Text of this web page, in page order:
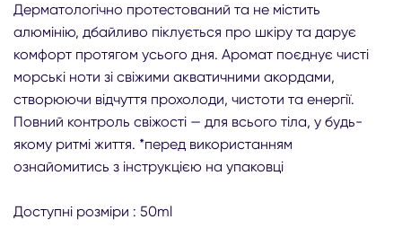
Дерматологічно протестований та не містить
алюмінію, дбайливо піклується про шкіру та дарує
комфорт протягом усього дня. Аромат поєднує чисті
морські ноти зі свіжими акватичними акордами,
створюючи відчуття прохолоди, чистоти та енергії.
Повний контроль свіжості — для всього тіла, у будь-
якому ритмі життя. *перед використанням
ознайомитись з інструкцією на упаковці
Доступні розміри : 50ml